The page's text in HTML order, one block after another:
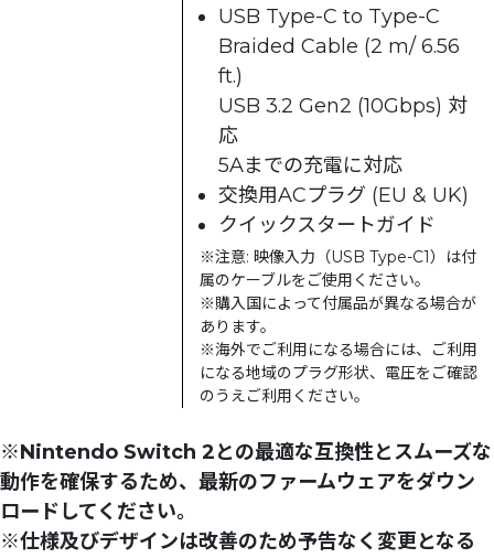
USB Type-C to Type-C
Braided Cable (2 m/ 6.56
ft.)
USB 3.2 Gen2 (10Gbps) 対
応
5Aまでの充電に対応
交換用ACプラグ (EU & UK)
クイックスタートガイド
※注意: 映像入力（USB Type-C1）は付
属のケーブルをご使用ください。
※購入国によって付属品が異なる場合が
あります。
※海外でご利用になる場合には、ご利用
になる地域のプラグ形状、電圧をご確認
のうえご利用ください。
※Nintendo Switch 2との最適な互換性とスムーズな
動作を確保するため、最新のファームウェアをダウン
ロードしてください。
※仕様及びデザインは改善のため予告なく変更となる